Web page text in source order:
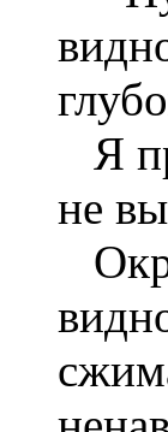
Я
не